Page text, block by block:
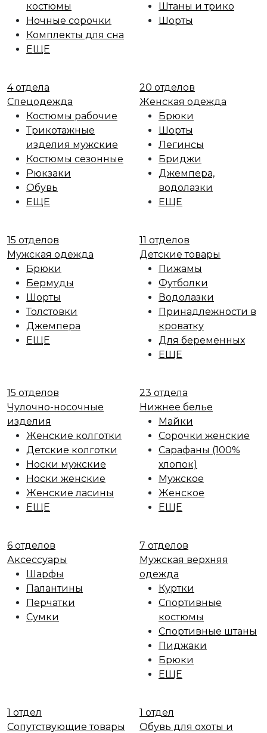
костюмы
Ночные сорочки
Комплекты для сна
ЕЩЕ
Штаны и трико
Шорты
4 отдела
Спецодежда
Костюмы рабочие
Трикотажные
изделия мужские
Костюмы сезонные
Рюкзаки
Обувь
ЕЩЕ
20 отделов
Женская одежда
Брюки
Шорты
Легинсы
Бриджи
Джемпера,
водолазки
ЕЩЕ
15 отделов
Мужская одежда
Брюки
Бермуды
Шорты
Толстовки
Джемпера
ЕЩЕ
11 отделов
Детские товары
Пижамы
Футболки
Водолазки
Принадлежности в
кроватку
Для беременных
ЕЩЕ
15 отделов
Чулочно-носочные
изделия
Женские колготки
Детские колготки
Носки мужские
Носки женские
Женские ласины
ЕЩЕ
23 отдела
Нижнее белье
Майки
Сорочки женские
Сарафаны (100%
хлопок)
Мужское
Женское
ЕЩЕ
6 отделов
Аксессуары
Шарфы
Палантины
Перчатки
Сумки
7 отделов
Мужская верхняя
одежда
Куртки
Спортивные
костюмы
Спортивные штаны
Пиджаки
Брюки
ЕЩЕ
1 отдел
Сопутствующие товары
1 отдел
Обувь для охоты и